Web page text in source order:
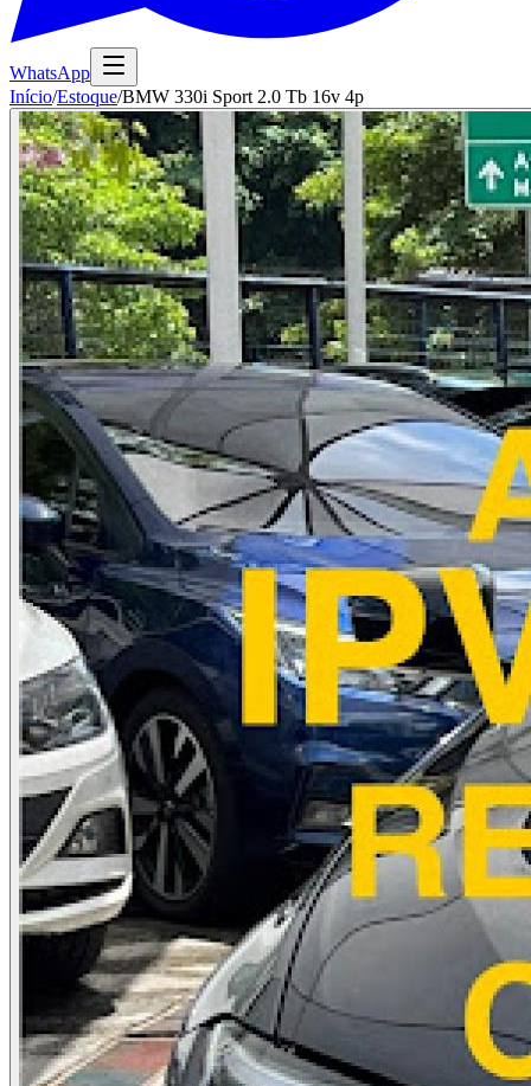
WhatsApp
Início/Estoque/BMW 330i Sport 2.0 Tb 16v 4p